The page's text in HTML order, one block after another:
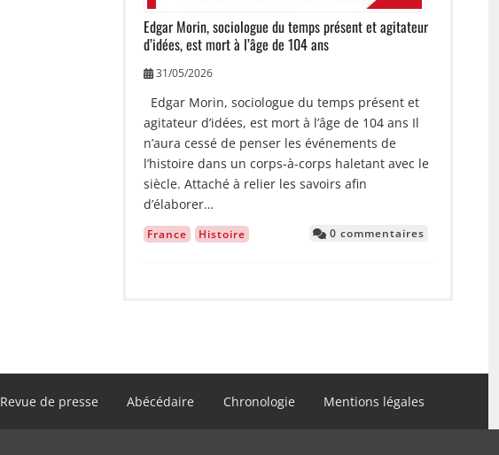
Edgar Morin, sociologue du temps présent et agitateur
d’idées, est mort à l’âge de 104 ans
31/05/2026
Edgar Morin, sociologue du temps présent et
agitateur d’idées, est mort à l’âge de 104 ans Il
n’aura cessé de penser les événements de
l’histoire dans un corps-à-corps haletant avec le
siècle. Attaché à relier les savoirs afin
d’élaborer…
France Histoire 0 commentaires
Revue de presse Abécédaire Chronologie Mentions légales